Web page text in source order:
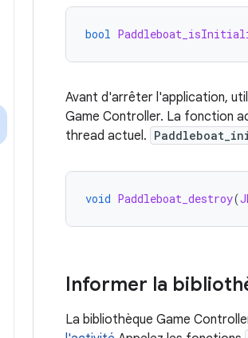
bool
Avant d'arrêter l'application,
Game Controller. La fonction
thread actuel.
void Paddleboat_destroy(
Informer la
La bibliothèque Game